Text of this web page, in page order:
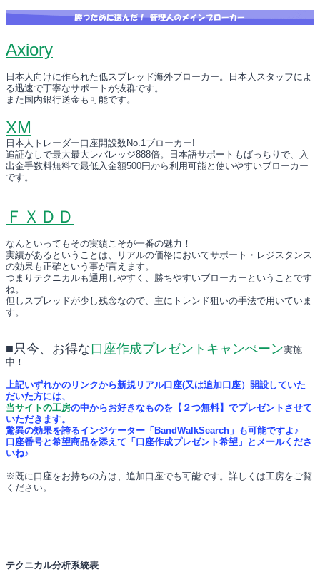
Axiory
日本人向けに作られた低スプレッド海外ブローカー。日本人スタッフによ
る迅速で丁寧なサポートが抜群です。
また国内銀行送金も可能です。
XM
日本人トレーダー口座開設数No.1ブローカー!
追証なしで最大最大レバレッジ888倍。日本語サポートもばっちりで、入
出金手数料無料で最低入金額500円から利用可能と使いやすいブローカー
です。
ＦＸＤＤ
なんといってもその実績こそが一番の魅力！
実績があるということは、リアルの価格においてサポート・レジスタンス
の効果も正確という事が言えます。
つまりテクニカルも通用しやすく、勝ちやすいブローカーということです
ね。
但しスプレッドが少し残念なので、主にトレンド狙いの手法で用いていま
す。
■只今、お得な口座作成プレゼントキャンぺーン実施
中！
上記いずれかのリンクから新規リアル口座(又は追加口座）開設していた
だいた方には、
当サイトの工房の中からお好きなものを【２つ無料】でプレゼントさせて
いただきます。
驚異の効果を誇るインジケーター「BandWalkSearch」も可能ですよ♪
口座番号と希望商品を添えて「口座作成プレゼント希望」とメールくださ
いね♪
※既に口座をお持ちの方は、追加口座でも可能です。詳しくは工房をご覧
ください。
テクニカル分析系統表